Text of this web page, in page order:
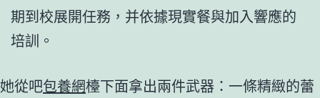
期到校展開任務，并依據現實餐與加入響應的
培訓。
她從吧包養網檯下面拿出兩件武器：一條精緻的蕾